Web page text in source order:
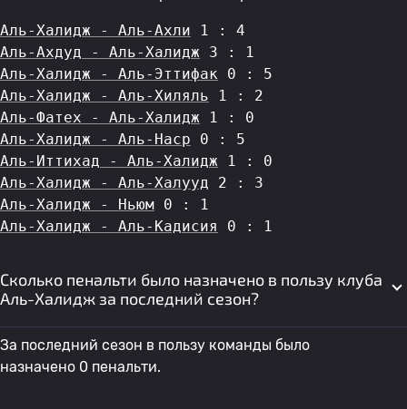
Аль-Халидж - Аль-Ахли 1 : 4
Аль-Ахдуд - Аль-Халидж 3 : 1
Аль-Халидж - Аль-Эттифак 0 : 5
Аль-Халидж - Аль-Хиляль 1 : 2
Аль-Фатех - Аль-Халидж 1 : 0
Аль-Халидж - Аль-Наср 0 : 5
Аль-Иттихад - Аль-Халидж 1 : 0
Аль-Халидж - Аль-Халууд 2 : 3
Аль-Халидж - Ньюм 0 : 1
Аль-Халидж - Аль-Кадисия
0 : 1
Сколько пенальти было назначено в пользу клуба
Аль-Халидж за последний сезон?
За последний сезон в пользу команды было
назначено 0 пенальти.